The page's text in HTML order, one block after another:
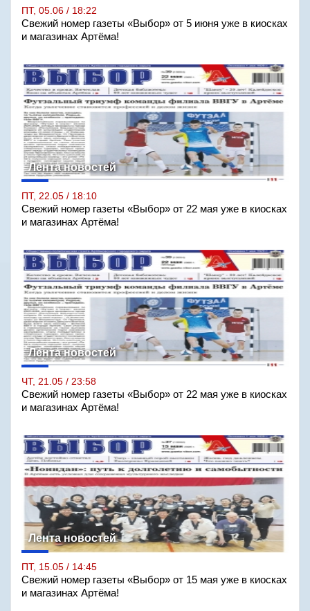
ПТ, 05.06 / 18:22
Свежий номер газеты «Выбор» от 5 июня уже в киосках
и магазинах Артёма!
Лента новостей
ПТ, 22.05 / 18:10
Свежий номер газеты «Выбор» от 22 мая уже в киосках
и магазинах Артёма!
Лента новостей
ЧТ, 21.05 / 23:58
Свежий номер газеты «Выбор» от 22 мая уже в киосках
и магазинах Артёма!
Лента новостей
ПТ, 15.05 / 14:45
Свежий номер газеты «Выбор» от 15 мая уже в киосках
и магазинах Артёма!